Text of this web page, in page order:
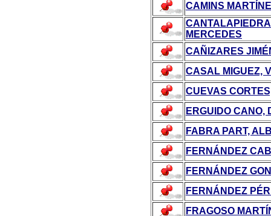
CAMINS
MERCEDES
CAÑIZARES
CASAL MIGUEZ,
CUEVAS
ERGUIDO CANO,
FABRA PART,
FERNÁNDEZ
FERNÁNDEZ
FERNÁNDEZ
FRAGOSO